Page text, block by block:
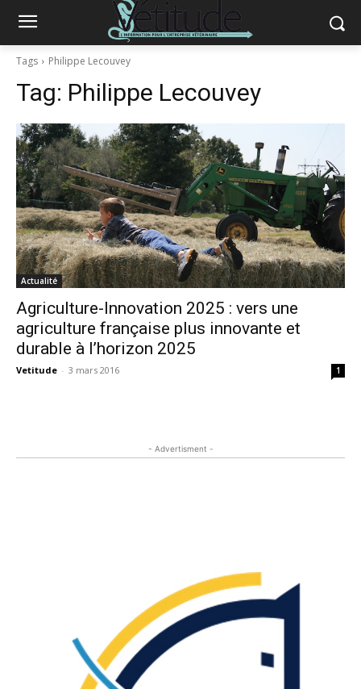
Tags Philippe Lecouvey
Tag: Philippe Lecouvey
Actualité
Agriculture-Innovation 2025 : vers une
agriculture française plus innovante et
durable à l’horizon 2025
Vetitude - 3 mars 2016 1
- Advertisment -